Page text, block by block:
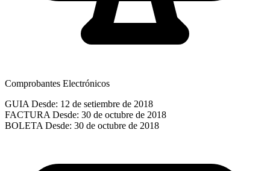
Comprobantes Electrónicos
GUIA Desde: 12 de setiembre de 2018
FACTURA Desde: 30 de octubre de 2018
BOLETA Desde: 30 de octubre de 2018